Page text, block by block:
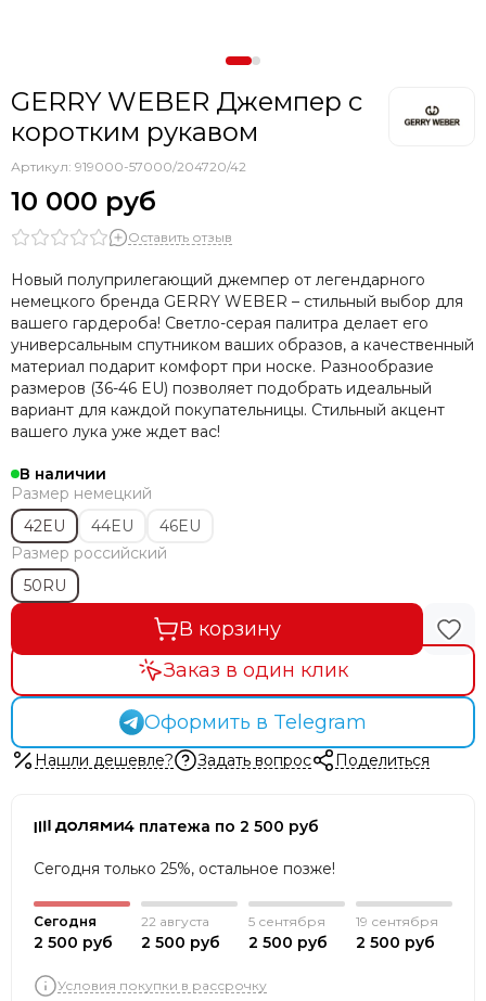
GERRY WEBER Джемпер с
коротким рукавом
Артикул: 919000-57000/204720/42
10 000 руб
Оставить отзыв
Новый полуприлегающий джемпер от легендарного
немецкого бренда GERRY WEBER – стильный выбор для
вашего гардероба! Светло-серая палитра делает его
универсальным спутником ваших образов, а качественный
материал подарит комфорт при носке. Разнообразие
размеров (36-46 EU) позволяет подобрать идеальный
вариант для каждой покупательницы. Стильный акцент
вашего лука уже ждет вас!
В наличии
Размер немецкий
42EU
44EU
46EU
Размер российский
50RU
В корзину
Заказ в один клик
Оформить в Telegram
Нашли дешевле? Задать вопрос Поделиться
4 платежа по 2 500 руб
Сегодня только 25%, остальное позже!
Сегодня
2 500 руб
22 августа
2 500 руб
5 сентября
2 500 руб
19 сентября
2 500 руб
Условия покупки в рассрочку